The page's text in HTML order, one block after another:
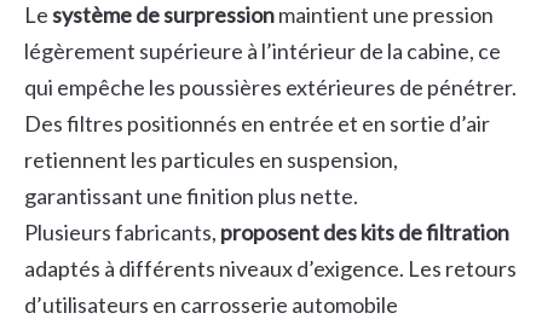
Lesystème de surpressionmaintient une pression
légèrement supérieure à l’intérieur de la cabine, ce
qui empêche les poussières extérieures de pénétrer.
Des filtres positionnés en entrée et en sortie d’air
retiennent les particules en suspension,
garantissant une finition plus nette.
Plusieurs fabricants, proposent des kits de filtration
adaptés à différents niveaux d’exigence. Les retours
d’utilisateurs en carrosserie automobile